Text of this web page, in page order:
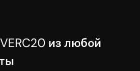
из любой